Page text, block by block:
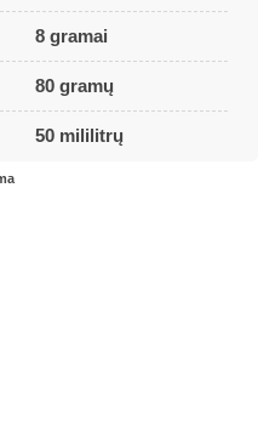
8 gramai
80 gramų
50 mililitrų